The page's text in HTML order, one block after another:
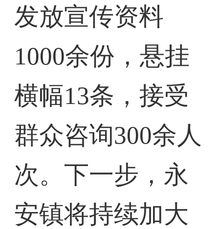
发放宣传资料
1000余份，悬挂
横幅13条，接受
群众咨询300余人
次。下一步，永
安镇将持续加大